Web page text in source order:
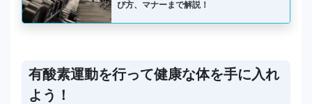
び方、マナーまで解説！
有酸素運動を行って健康な体を手に入れ
よう！